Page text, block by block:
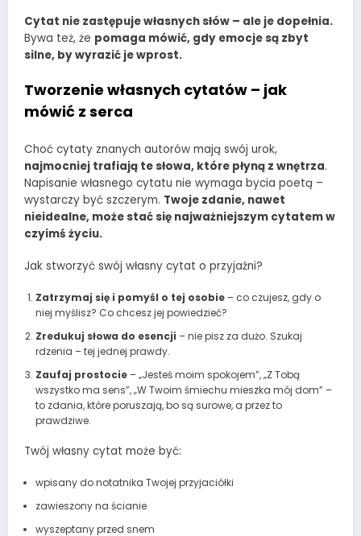
Cytat nie zastępuje własnych słów – ale je dopełnia.
Bywa też, że pomaga mówić, gdy emocje są zbyt
silne, by wyrazić je wprost.
Tworzenie własnych cytatów – jak
mówić z serca
Choć cytaty znanych autorów mają swój urok,
najmocniej trafiają te słowa, które płyną z wnętrza.
Napisanie własnego cytatu nie wymaga bycia poetą –
wystarczy być szczerym. Twoje zdanie, nawet
nieidealne, może stać się najważniejszym cytatem w
czyimś życiu.
Jak stworzyć swój własny cytat o przyjaźni?
Zatrzymaj się i pomyśl o tej osobie– co czujesz, gdy o
niej myślisz? Co chcesz jej powiedzieć?
Zredukuj słowa do esencji – nie pisz za dużo. Szukaj
rdzenia – tej jednej prawdy.
Zaufaj prostocie– „Jesteś moim spokojem”, „Z Tobą
wszystko ma sens”, „W Twoim śmiechu mieszka mój dom” –
to zdania, które poruszają, bo są surowe, a przez to
prawdziwe.
Twój własny cytat może być:
wpisany do notatnika Twojej przyjaciółki
zawieszony na ścianie
wyszeptany przed snem